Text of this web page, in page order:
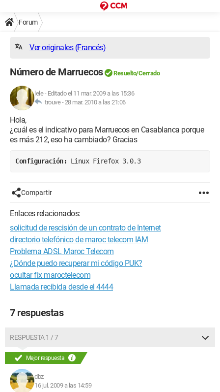
Forum
Ver originales (Francés)
Número de Marruecos Resuelto/Cerrado
lele- Editado el 11 mar. 2009 a las 15:36
trouve -28 mar. 2010 a las 21:06
Hola,
¿cuál es el indicativo para Marruecos en Casablanca porque
es más 212, eso ha cambiado? Gracias
Configuración: Linux Firefox 3.0.3
Compartir
Enlaces relacionados:
solicitud de rescisión de un contrato de Internet
directorio telefónico de maroc telecom IAM
Problema ADSL Maroc Telecom
¿Dónde puedo recuperar mi código PUK?
ocultar fix maroctelecom
Llamada recibida desde el 4444
7 respuestas
RESPUESTA 1 / 7
Mejor respuesta
dbz
16 jul. 2009 a las 14:59